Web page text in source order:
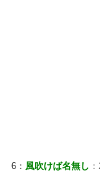
6： 風吹けば名無し